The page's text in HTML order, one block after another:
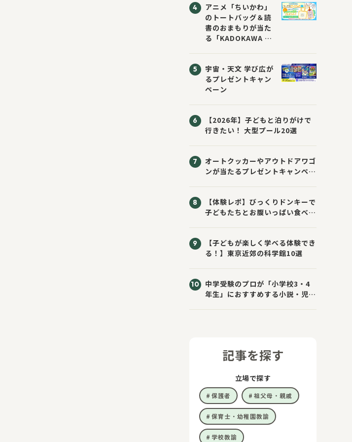
アニメ「ちいかわ」
のトートバッグ＆読
書のおまもりが当た
る「KADOKAWA ち
催！ スマホ壁紙は
応募者全員にプレゼ
ント！
宇宙・天文 学び広が
るプレゼントキャン
ペーン
【2026年】子どもと泊りがけで
行きたい！ 大型プール20選
オートクッカーやアウトドアワゴ
ンが当たるプレゼントキャンペー
【体験レポ】びっくりドンキーで
子どもたちとお腹いっぱい食べて
【子どもが楽しく学べる体験でき
る！】東京近郊の科学館10選
中学受験のプロが「小学校3・4
年生」におすすめする小説・児童
記事を探す
立場で探す
保護者 祖父母・親戚
保育士・幼稚園教諭
学校教諭